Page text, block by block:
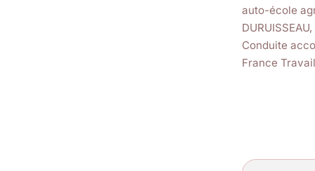
auto-école
Conduite
France